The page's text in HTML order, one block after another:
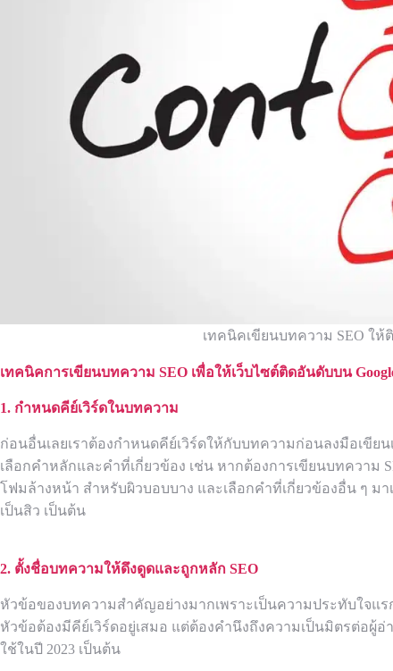
เทคนิคเขียนบทความ SEO ให้
เทคนิคการเขียนบทความ SEO เพื่อให้เว็บไซต์ติดอันดับบน
1. กำหนดคีย์เวิร์ดในบทความ
ก่อนอื่นเลยเราต้องกำหนดคีย์เวิร์ดให้กับบทความก่อนลงมือเขีย
เลือกคำหลักและคำที่เกี่ยวข้อง เช่น หากต้องการเขียนบทความ
โฟมล้างหน้า สำหรับผิวบอบบาง และเลือกคำที่เกี่ยวข้องอื่น ๆ
เป็นสิว เป็นต้น
2. ตั้งชื่อบทความให้ดึงดูดและถูกหลัก SEO
หัวข้อของบทความสำคัญอย่างมากเพราะเป็นความประทับใจแ
หัวข้อต้องมีคีย์เวิร์ดอยู่เสมอ แต่ต้องคำนึงถึงความเป็นมิตรต่อผู้
ใช้ในปี 2023 เป็นต้น